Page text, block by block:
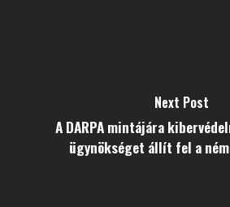
Next Post
A DARPA mintájára
ügynökséget állít fel a